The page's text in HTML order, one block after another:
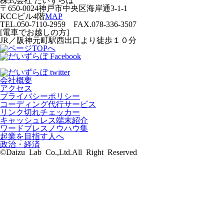
〒650-0024神戸市中央区海岸通3-1-1
KCCビル4階MAP
TEL.050-7110-2959 FAX.078-336-3507
[電車でお越しの方]
JR／阪神元町駅西出口より徒歩１０分
会社概要
アクセス
プライバシーポリシー
コーディング代行サービス
リンク切れチェッカー
キャッシュレス端末紹介
ワードプレスノウハウ集
起業を目指す人へ
政治・経済
©Daizu Lab Co.,Ltd.All Right Reserved